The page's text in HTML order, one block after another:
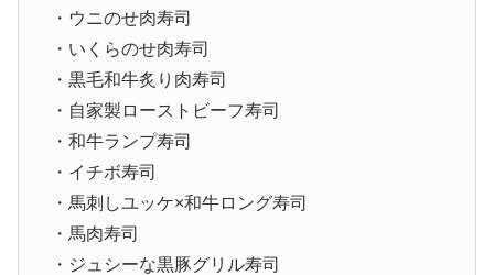
・ウニのせ肉寿司
・いくらのせ肉寿司
・黒毛和牛炙り肉寿司
・自家製ローストビーフ寿司
・和牛ランプ寿司
・イチボ寿司
・馬刺しユッケ×和牛ロング寿司
・馬肉寿司
・ジュシーな黒豚グリル寿司